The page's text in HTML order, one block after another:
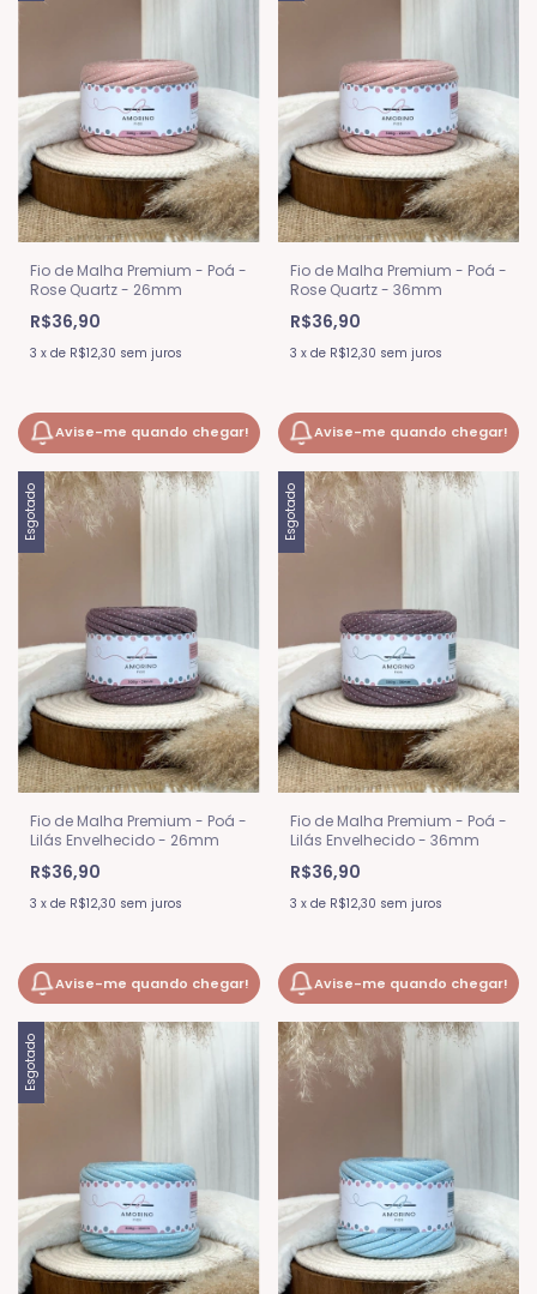
Fio de Malha Premium - Poá -
Rose Quartz - 26mm
R$36,90
3 x de R$12,30 sem juros
Avise-me quando chegar!
Fio de Malha Premium - Poá -
Rose Quartz - 36mm
R$36,90
3 x de R$12,30 sem juros
Avise-me quando chegar!
Esgotado
Fio de Malha Premium - Poá -
Lilás Envelhecido - 26mm
R$36,90
3 x de R$12,30 sem juros
Avise-me quando chegar!
Esgotado
Fio de Malha Premium - Poá -
Lilás Envelhecido - 36mm
R$36,90
3 x de R$12,30 sem juros
Avise-me quando chegar!
Esgotado